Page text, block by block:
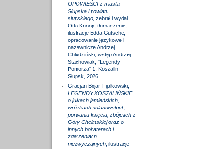
OPOWIEŚCI z miasta
Słupska i powiatu
słupskiego, zebrał i wydał
Otto Knoop, tłumaczenie,
ilustracje Edda Gutsche,
opracowanie językowe i
nazewnicze Andrzej
Chludziński, wstęp Andrzej
Stachowiak, "Legendy
Pomorza" 1, Koszalin -
Słupsk, 2026
Gracjan Bojar-Fijałkowski,
LEGENDY KOSZALIŃSKIE
o julkach jamieńskich,
wróżkach polanowskich,
porwaniu księcia, zbójcach z
Góry Chełmskiej oraz o
innych bohaterach i
zdarzeniach
niezwyczajnych, ilustracje